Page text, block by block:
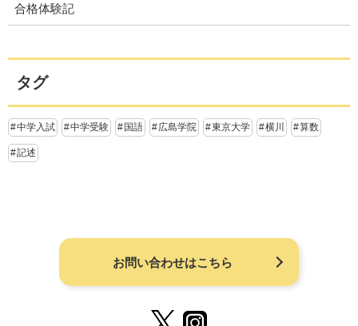
合格体験記
タグ
中学入試 中学受験 国語 広島学院 東京大学 横川 算数
記述
お問い合わせはこちら